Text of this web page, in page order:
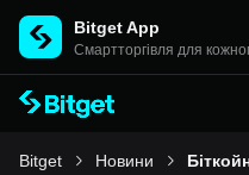
Bitget App
Cмартторгівля для
Bitget Новини